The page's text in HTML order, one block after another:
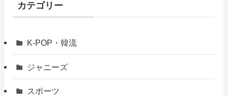
カテゴリー
K-POP・韓流
ジャニーズ
スポーツ